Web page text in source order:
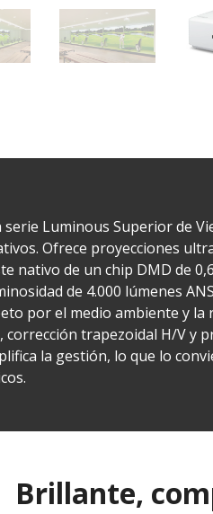
serie Luminous Superior de
Ofrece proyecciones
nativo de un chip DMD de
de 4.000 lúmenes
por el medio ambiente y
trapezoidal H/V y
la gestión, lo que lo
Brillante,